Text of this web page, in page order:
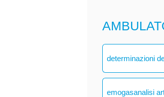
determinazioni
emogasanalisi